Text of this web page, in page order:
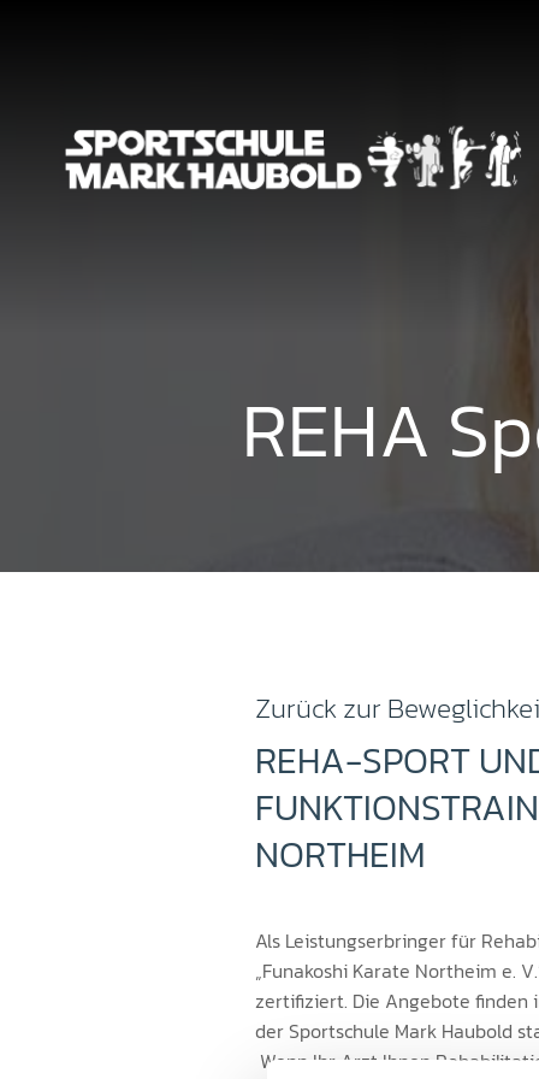
REHA
Zurück zur
REHA-SPORT
NORTHEIM
Als Leistungserbringer für
„Funakoshi Karate Northeim e.
zertifiziert. Die Angebote finden
der Sportschule Mark Haubold
Wenn Ihr Arzt Ihnen